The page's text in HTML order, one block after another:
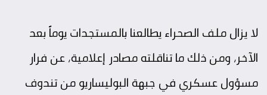
لا يزال ملف الصحراء يطالعنا بالمستجدات يوماً بعد
الآخر، ومن ذلك ما تناقلته مصادر إعلامية، عن فرار
مسؤول عسكري في جبهة البوليساريو من تندوف